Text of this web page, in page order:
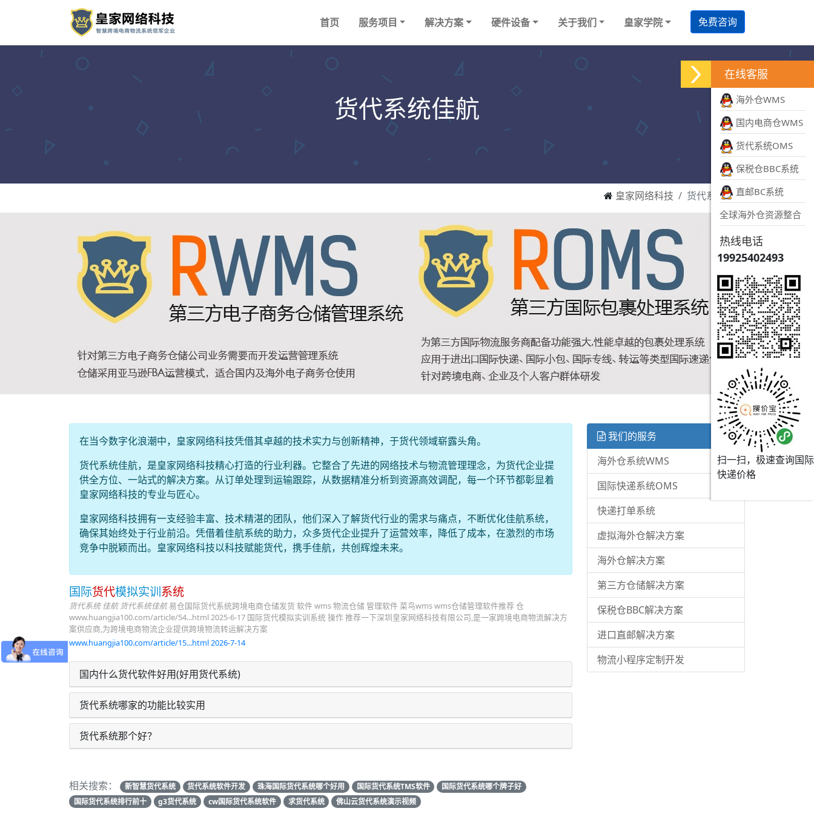
首页 服务项目 解决方案 硬件设备 关于我们 皇家学院 免费咨询
货代系统佳航
皇家网络科技 货代系统佳航
在当今数字化浪潮中，皇家网络科技凭借其卓越的技术实力与创新精神，于货代领域崭露头角。
货代系统佳航，是皇家网络科技精心打造的行业利器。它整合了先进的网络技术与物流管理理念，为货代企业提
供全方位、一站式的解决方案。从订单处理到运输跟踪，从数据精准分析到资源高效调配，每一个环节都彰显着
皇家网络科技的专业与匠心。
皇家网络科技拥有一支经验丰富、技术精湛的团队，他们深入了解货代行业的需求与痛点，不断优化佳航系统，
确保其始终处于行业前沿。凭借着佳航系统的助力，众多货代企业提升了运营效率，降低了成本，在激烈的市场
竞争中脱颖而出。皇家网络科技以科技赋能货代，携手佳航，共创辉煌未来。
国际货代模拟实训系统
货代系统 佳航 货代系统佳航易仓国际货代系统跨境电商仓储发货 软件 wms 物流仓储 管理软件 菜鸟wms wms仓储管理软件推荐 仓
www.huangjia100.com/article/54...html 2025-6-17 国际货代模拟实训系统 操作 推荐一下深圳皇家网络科技有限公司,是一家跨境电商物流解决方
案供应商,为跨境电商物流企业提供跨境物流转运解决方案
www.huangjia100.com/article/15...html 2026-7-14
国内什么货代软件好用(好用货代系统)
货代系统哪家的功能比较实用
货代系统那个好？
相关搜索： 新智慧货代系统 货代系统软件开发 珠海国际货代系统哪个好用 国际货代系统TMS软件
国际货代系统哪个牌子好
国际货代系统排行前十
g3货代系统 cw国际货代系统软件 求货代系统 佛山云货代系统演示视频
我们的服务
海外仓系统WMS
国际快递系统OMS
快递打单系统
虚拟海外仓解决方案
海外仓解决方案
第三方仓储解决方案
保税仓BBC解决方案
进口直邮解决方案
物流小程序定制开发
在线客服
海外仓WMS
国内电商仓WMS
货代系统OMS
保税仓BBC系统
直邮BC系统
全球海外仓资源整合
热线电话
19925402493
扫一扫，极速查询国际
快递价格